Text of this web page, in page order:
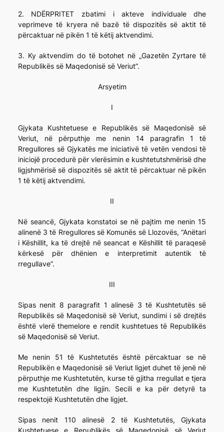
2. NDËRPRITET zbatimi i akteve individuale dhe
veprimeve të kryera në bazë të dispozitës së aktit të
përcaktuar në pikën 1 të këtij aktvendimi.
3. Ky aktvendim do të botohet në „Gazetën Zyrtare të
Republikës së Maqedonisë së Veriut”.
Arsyetim
I
Gjykata Kushtetuese e Republikës së Maqedonisë së
Veriut, në përputhje me nenin 14 paragrafin 1 të
Rregullores së Gjykatës me iniciativë të vetën vendosi të
iniciojë procedurë për vlerësimin e kushtetutshmërisë dhe
ligjshmërisë së dispozitës së aktit të përcaktuar në pikën
1 të këtij aktvendimi.
II
Në seancë, Gjykata konstatoi se në pajtim me nenin 15
alinenë 3 të Rregullores së Komunës së Llozovës, “Anëtari
i Këshillit, ka të drejtë në seancat e Këshillit të paraqesë
kërkesë për dhënien e interpretimit autentik të
rregullave”.
III
Sipas nenit 8 paragrafit 1 alinesë 3 të Kushtetutës së
Republikës së Maqedonisë së Veriut, sundimi i së drejtës
është vlerë themelore e rendit kushtetues të Republikës
së Maqedonisë së Veriut.
Me nenin 51 të Kushtetutës është përcaktuar se në
Republikën e Maqedonisë së Veriut ligjet duhet të jenë në
përputhje me Kushtetutën, kurse të gjitha rregullat e tjera
me Kushtetutën dhe ligjin. Secili e ka për detyrë ta
respektojë Kushtetutën dhe ligjet.
Sipas nenit 110 alinesë 2 të Kushtetutës, Gjykata